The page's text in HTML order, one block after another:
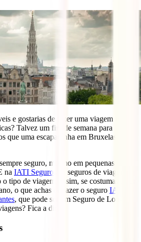
e gostarias de fazer uma viagem não
Talvez um fim de semana para
que uma escapadinha em Bruxelas é
seguro, mesmo em pequenas
na IATI Seguros
os seguros de viagem
o tipo de viagem, assim, se costumas fazer
o que achas de fazer o seguro IATI
, que pode ser um Seguro de Longa
Fica a dica!